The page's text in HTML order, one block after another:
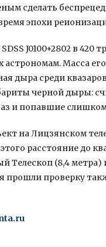
сделать
эпохи
J0100+2802 в
астрономам. Масса
дыра среди
черной дыры:
и попавшие
на Лицзянском
расстояние до
Телескоп (8,4 метра)
прошли проверку